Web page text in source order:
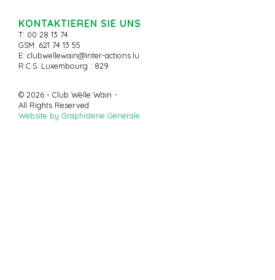
KONTAKTIEREN SIE UNS
T: 00 28 13 74
GSM: 621 74 13 55
E: clubwellewain@inter-actions.lu
R.C.S. Luxembourg : 829
© 2026 - Club Wëlle Wäin -
All Rights Reserved
Website by Graphisterie Générale